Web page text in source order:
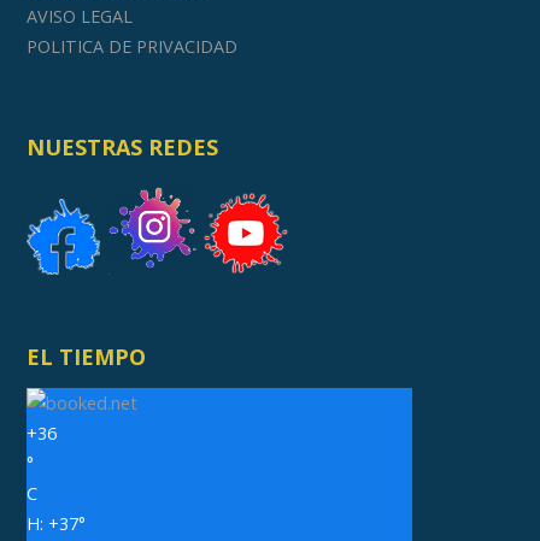
AVISO LEGAL
POLITICA DE PRIVACIDAD
NUESTRAS REDES
EL TIEMPO
+36
°
C
H: +37°